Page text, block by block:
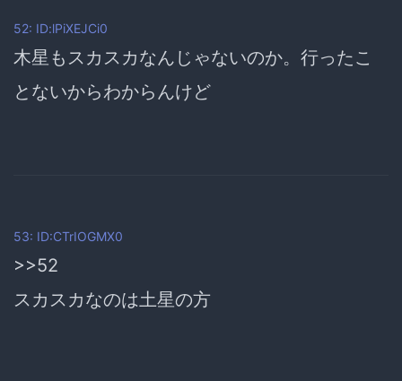
52: ID:lPiXEJCi0
木星もスカスカなんじゃないのか。行ったこ
とないからわからんけど
53: ID:CTrIOGMX0
>>52
スカスカなのは土星の方